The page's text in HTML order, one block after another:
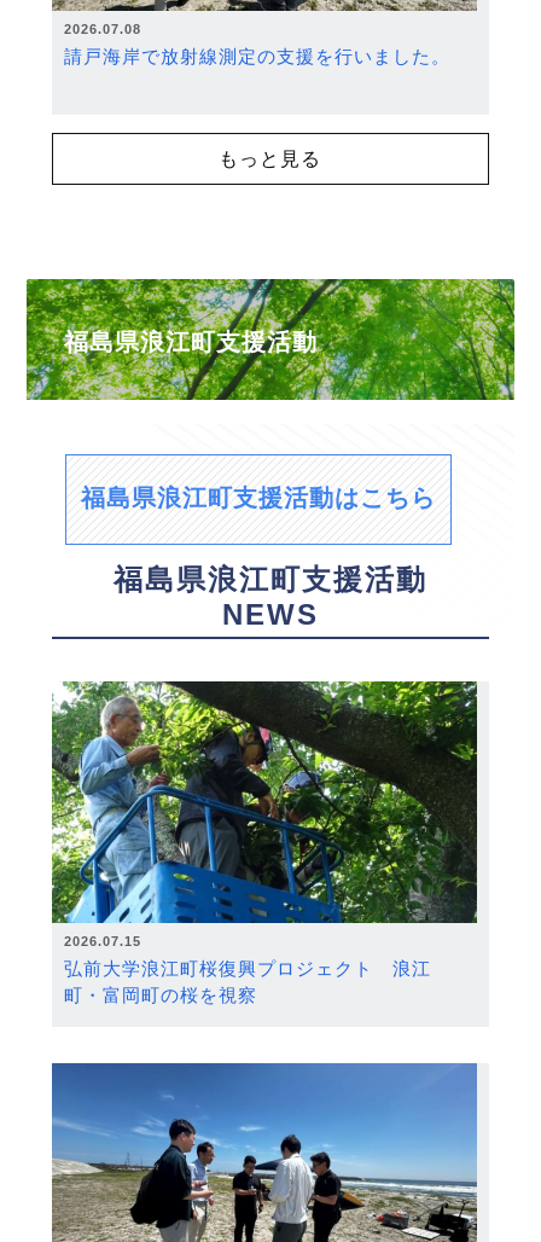
2026.07.08
請戸海岸で放射線測定の支援を行いました。
もっと見る
福島県浪江町支援活動
福島県浪江町支援活動はこちら
福島県浪江町支援活動
NEWS
2026.07.15
弘前大学浪江町桜復興プロジェクト 浪江
町・富岡町の桜を視察